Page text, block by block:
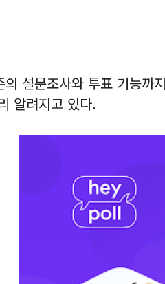
설문조사와 투표 기능까
알려지고 있다.